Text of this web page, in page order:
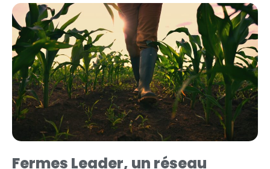
Fermes Leader, un réseau